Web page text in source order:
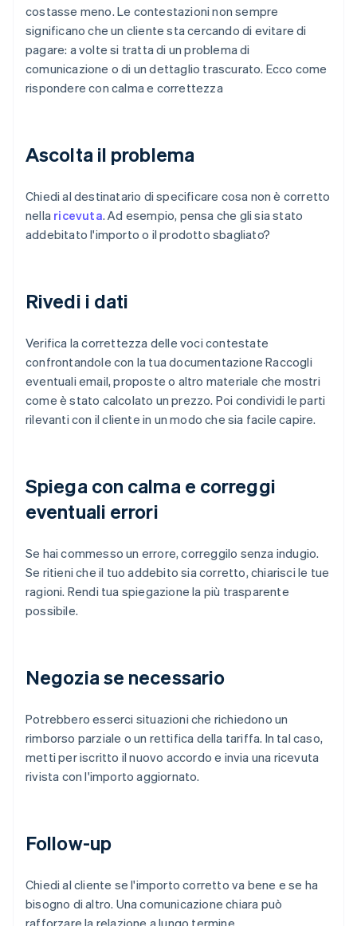
costasse meno. Le contestazioni non sempre
significano che un cliente sta cercando di evitare di
pagare: a volte si tratta di un problema di
comunicazione o di un dettaglio trascurato. Ecco come
rispondere con calma e correttezza
Ascolta il problema
Chiedi al destinatario di specificare cosa non è corretto
nella ricevuta. Ad esempio, pensa che gli sia stato
addebitato l'importo o il prodotto sbagliato?
Rivedi i dati
Verifica la correttezza delle voci contestate
confrontandole con la tua documentazione Raccogli
eventuali email, proposte o altro materiale che mostri
come è stato calcolato un prezzo. Poi condividi le parti
rilevanti con il cliente in un modo che sia facile capire.
Spiega con calma e correggi
eventuali errori
Se hai commesso un errore, correggilo senza indugio.
Se ritieni che il tuo addebito sia corretto, chiarisci le tue
ragioni. Rendi tua spiegazione la più trasparente
possibile.
Negozia se necessario
Potrebbero esserci situazioni che richiedono un
rimborso parziale o un rettifica della tariffa. In tal caso,
metti per iscritto il nuovo accordo e invia una ricevuta
rivista con l'importo aggiornato.
Follow-up
Chiedi al cliente se l'importo corretto va bene e se ha
bisogno di altro. Una comunicazione chiara può